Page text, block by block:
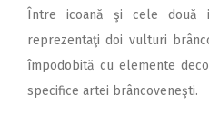
Între icoană şi cele două
reprezentaţi doi vulturi
împodobită cu elemente
specifice artei brâncoveneşti.